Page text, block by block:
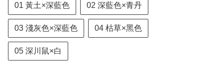
01 黃土×深藍色 02 深藍色×青丹
03 淺灰色×深藍色 04 枯草×黑色
05 深川鼠×白